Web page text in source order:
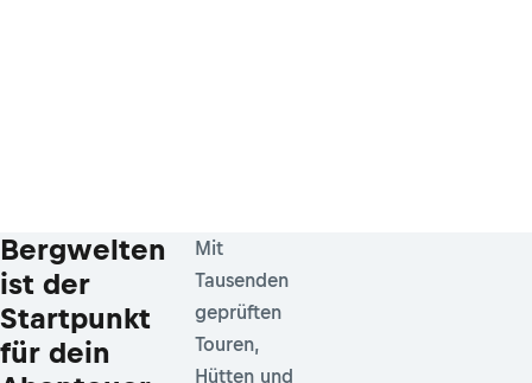
Bergwelten
ist der
Startpunkt
für dein
Mit
Tausenden
geprüften
Touren,
Hütten und